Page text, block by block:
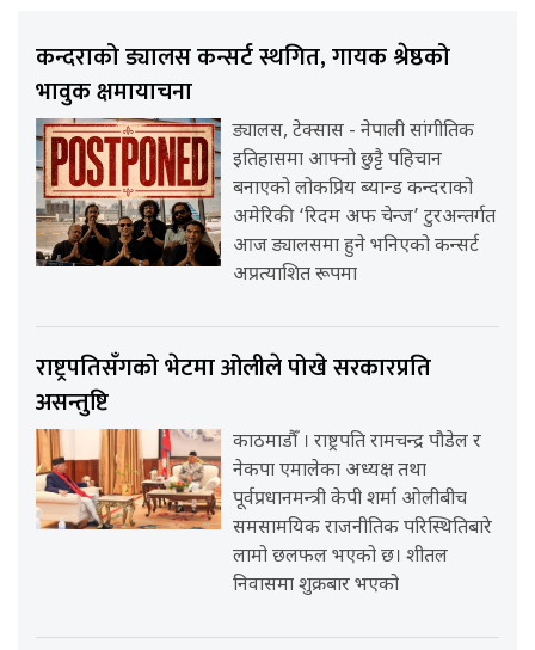
कन्दराको ड्यालस कन्सर्ट स्थगित, गायक श्रेष्ठको
भावुक क्षमायाचना
ड्यालस, टेक्सास - नेपाली सांगीतिक
इतिहासमा आफ्नो छुट्टै पहिचान
बनाएको लोकप्रिय ब्यान्ड कन्दराको
अमेरिकी ‘रिदम अफ चेन्ज’ टुरअन्तर्गत
आज ड्यालसमा हुने भनिएको कन्सर्ट
अप्रत्याशित रूपमा
राष्ट्रपतिसँगको भेटमा ओलीले पोखे सरकारप्रति
असन्तुष्टि
काठमाडौँ । राष्ट्रपति रामचन्द्र पौडेल र
नेकपा एमालेका अध्यक्ष तथा
पूर्वप्रधानमन्त्री केपी शर्मा ओलीबीच
समसामयिक राजनीतिक परिस्थितिबारे
लामो छलफल भएको छ। शीतल
निवासमा शुक्रबार भएको